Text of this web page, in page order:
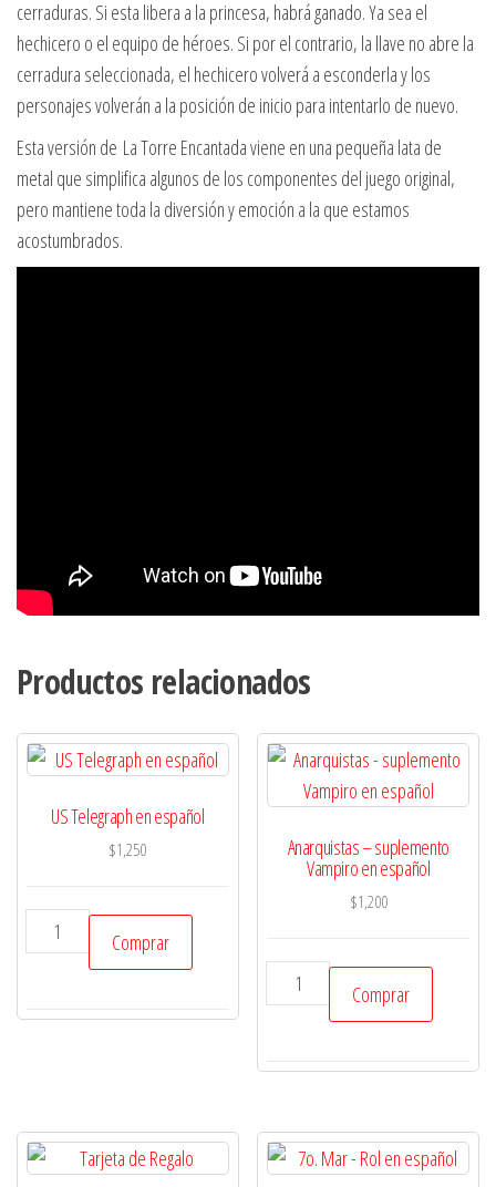
cerraduras. Si esta libera a la princesa, habrá ganado. Ya sea el
hechicero o el equipo de héroes. Si por el contrario, la llave no abre la
cerradura seleccionada, el hechicero volverá a esconderla y los
personajes volverán a la posición de inicio para intentarlo de nuevo.
Esta versión de La Torre Encantada viene en una pequeña lata de
metal que simplifica algunos de los componentes del juego original,
pero mantiene toda la diversión y emoción a la que estamos
acostumbrados.
Productos relacionados
US Telegraph en español
$1,250
US
Telegraph
español
Comprar
Anarquistas – suplemento
Vampiro en español
$1,200
Anarquistas
-
Vampiro
español
cantidad
Comprar